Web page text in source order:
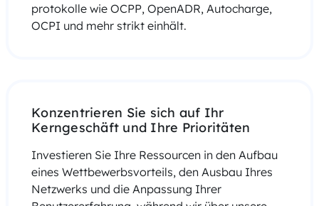
protokolle wie OCPP, OpenADR, Autocharge,
OCPI und mehr strikt einhält.
Konzentrieren Sie sich auf Ihr
Kerngeschäft und Ihre Prioritäten
Investieren Sie Ihre Ressourcen in den Aufbau
eines Wettbewerbsvorteils, den Ausbau Ihres
Netzwerks und die Anpassung Ihrer